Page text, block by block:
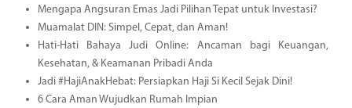
Mengapa Angsuran Emas Jadi Pilihan Tepat untuk Investasi?
Muamalat DIN: Simpel, Cepat, dan Aman!
Hati-Hati Bahaya Judi Online: Ancaman bagi Keuangan,
Kesehatan, & Keamanan Pribadi Anda
Jadi #HajiAnakHebat: Persiapkan Haji Si Kecil Sejak Dini!
6 Cara Aman Wujudkan Rumah Impian